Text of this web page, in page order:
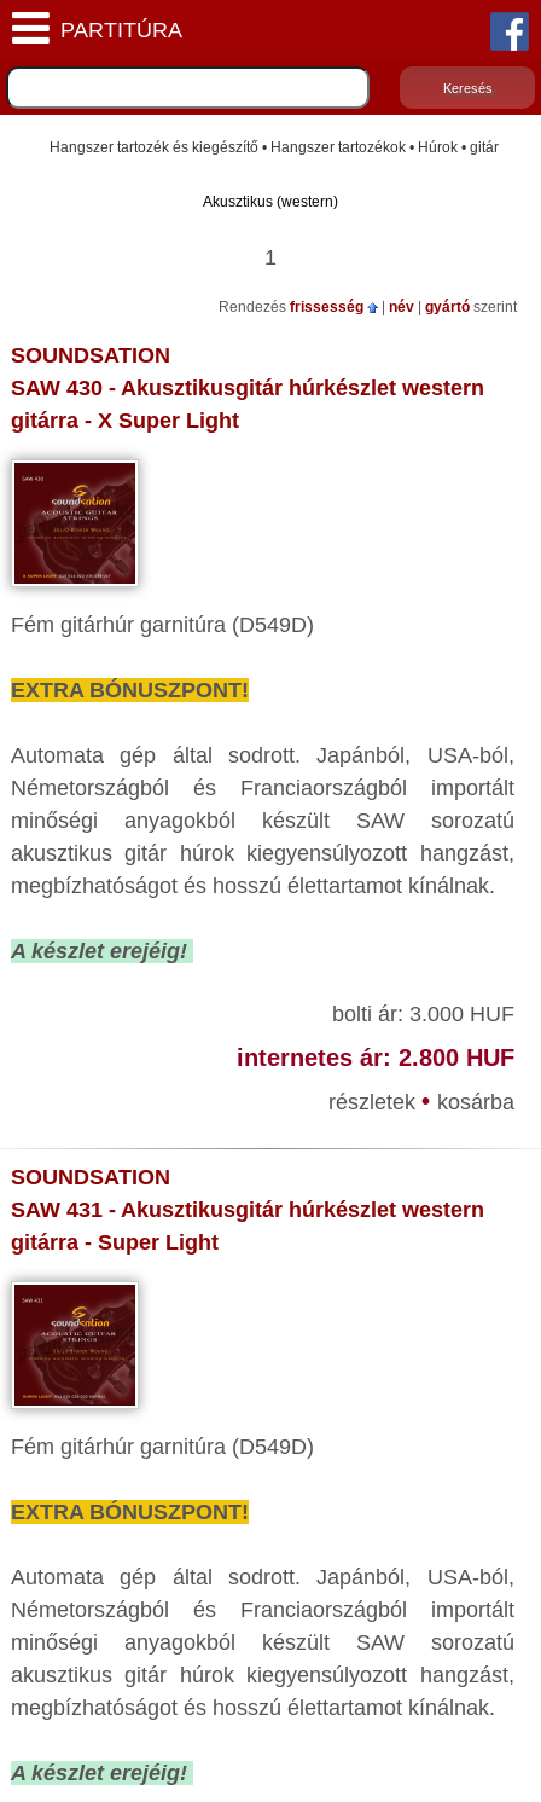
Hangszer tartozék és kiegészítő • Hangszer tartozékok • Húrok • gitár
Akusztikus (western)
1
Rendezés frissesség név gyártó szerint
SOUNDSATION
SAW 430 - Akusztikusgitár húrkészlet western
gitárra - X Super Light
Fém gitárhúr garnitúra (D549D)
EXTRA BÓNUSZPONT!
Automata gép által sodrott. Japánból, USA-ból,
Németországból és Franciaországból importált
minőségi anyagokból készült SAW sorozatú
akusztikus gitár húrok kiegyensúlyozott hangzást,
megbízhatóságot és hosszú élettartamot kínálnak.
A készlet erejéig!
bolti ár: 3.000 HUF
internetes ár: 2.800 HUF
részletek • kosárba
SOUNDSATION
SAW 431 - Akusztikusgitár húrkészlet western
gitárra - Super Light
Fém gitárhúr garnitúra (D549D)
EXTRA BÓNUSZPONT!
Automata gép által sodrott. Japánból, USA-ból,
Németországból és Franciaországból importált
minőségi anyagokból készült SAW sorozatú
akusztikus gitár húrok kiegyensúlyozott hangzást,
megbízhatóságot és hosszú élettartamot kínálnak.
A készlet erejéig!